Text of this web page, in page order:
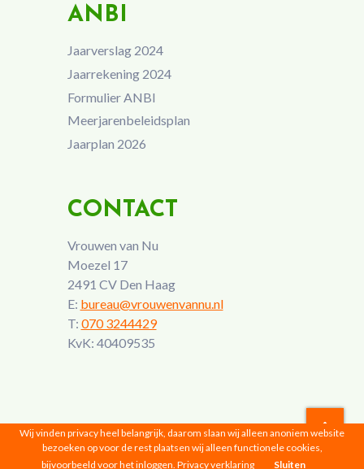
ANBI
Jaarverslag 2024
Jaarrekening 2024
Formulier ANBI
Meerjarenbeleidsplan
Jaarplan 2026
CONTACT
Vrouwen van Nu
Moezel 17
2491 CV Den Haag
E: bureau@vrouwenvannu.nl
T: 070 3244429
KvK: 40409535
Vrouwen van Nu © 2026 |Privacyverklaring
Wij vinden privacy heel belangrijk, daarom slaan wij alleen anoniem website
bezoeken op voor de rest plaatsen wij alleen functionele cookies,
bijvoorbeeld voor het inloggen. Privacy verklaring Sluiten